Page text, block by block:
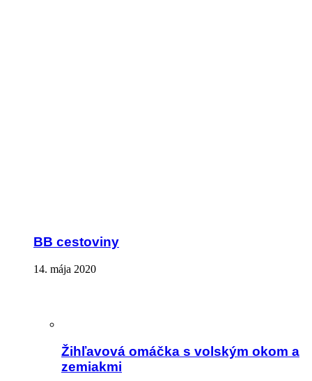
BB cestoviny
14. mája 2020
Žihľavová omáčka s volským okom a
zemiakmi